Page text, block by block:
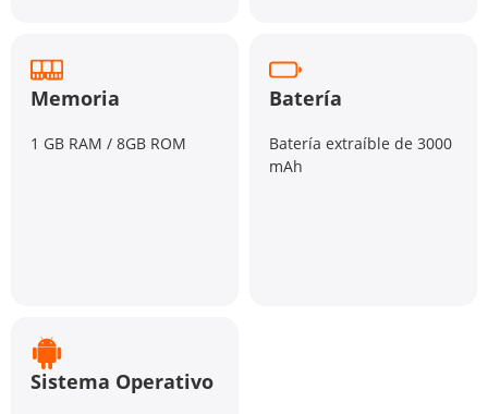
Memoria
1 GB RAM / 8GB ROM
Batería
Batería extraíble de 3000
mAh
Sistema Operativo